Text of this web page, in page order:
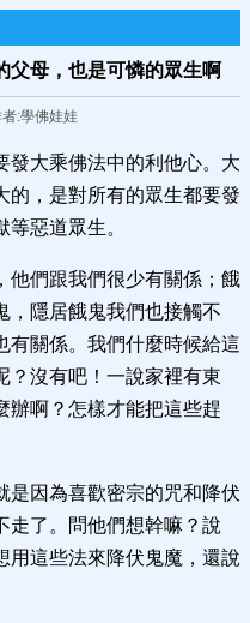
父母，也是可憐的眾生啊
:學佛娃娃
發大乘佛法中的利他心。大
的，是對所有的眾生都要發
惡道眾生。
他們跟我們很少有關係；餓
，隱居餓鬼我們也接觸不
有關係。我們什麼時候給這
？沒有吧！一說家裡有東
辦啊？怎樣才能把這些趕
是因為喜歡密宗的咒和降伏
走了。問他們想幹嘛？說
用這些法來降伏鬼魔，還說